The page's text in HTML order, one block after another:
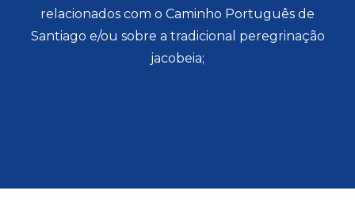
relacionados com o Caminho Português de
Santiago e/ou sobre a tradicional peregrinação
jacobeia;